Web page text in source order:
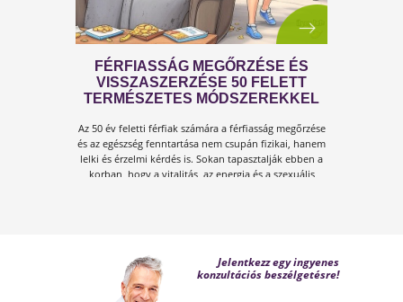
Sokan gondolják, hogy a változókor csak a
nőket érinti. Valójában a férfiaknál is